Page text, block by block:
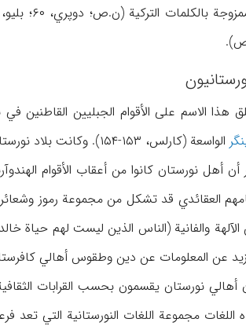
هذا الاسم على الأقوام الجبليين
الواسعة (كارلس، ۱۵۳-۱۵۴). وكانت بلاد نورستان تسمى كافرستان لأن سكانها لم يكونوا قد اعتنقوا الإسلام حتى أوائل القرن ۱۴ه‍.
الآلهة والفانية (الناس الذين ليست لهم حياة
عن المعلومات عن دين وطقوس أهالي كافرستان، ظ: ن.م، ۵۷۱-۵۷۲؛
اللغات مجموعة اللغات النورستانية التي تعد